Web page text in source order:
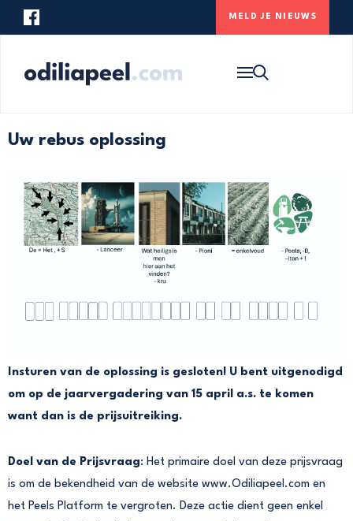
MELD JE NIEUWS
Uw rebus oplossing
Insturen van de oplossing is gesloten! U bent uitgenodigd
om op de jaarvergadering van 15 april a.s. te komen
want dan is de prijsuitreiking.
Doel van de Prijsvraag: Het primaire doel van deze prijsvraag
is om de bekendheid van de website www.Odiliapeel.com en
het Peels Platform te vergroten. Deze actie dient geen enkel
ONS DORP
MELD JE NIEUWS
onderstaande zoekbalk om de website te